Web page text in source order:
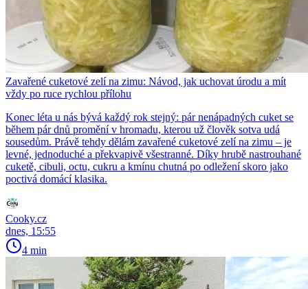
Zavařené cuketové zelí na zimu: Návod, jak uchovat úrodu a mít
vždy po ruce rychlou přílohu
Konec léta u nás bývá každý rok stejný: pár nenápadných cuket se
během pár dnů promění v hromadu, kterou už člověk sotva udá
sousedům. Právě tehdy dělám zavařené cuketové zelí na zimu – je
levné, jednoduché a překvapivě všestranné. Díky hrubě nastrouhané
cuketě, cibuli, octu, cukru a kmínu chutná po odležení skoro jako
poctivá domácí klasika.
Cooky.cz
dnes, 15:55
4 min